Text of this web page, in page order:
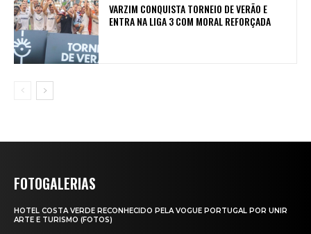
VARZIM CONQUISTA TORNEIO DE VERÃO E
ENTRA NA LIGA 3 COM MORAL REFORÇADA
FOTOGALERIAS
HOTEL COSTA VERDE RECONHECIDO PELA VOGUE PORTUGAL POR UNIR
ARTE E TURISMO (FOTOS)